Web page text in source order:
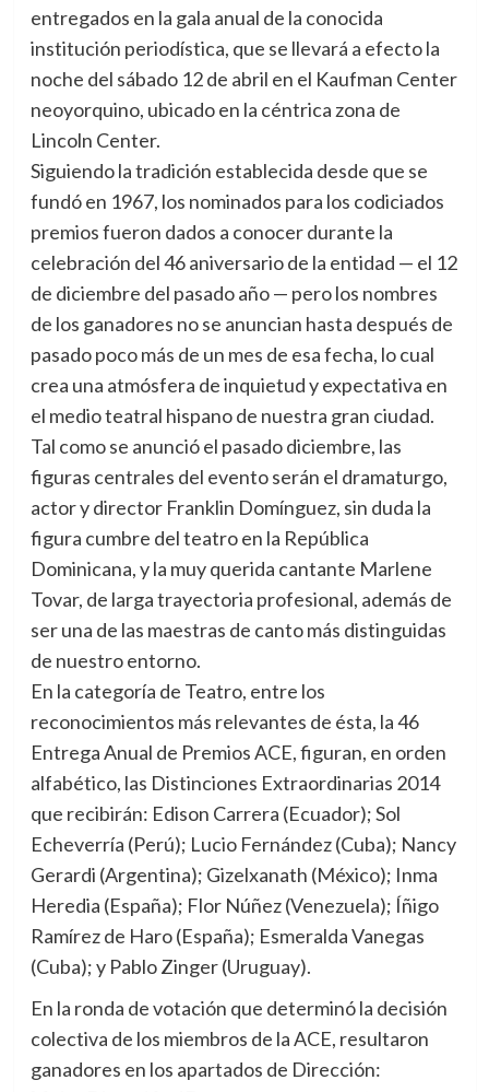
entregados en la gala anual de la conocida
institución periodística, que se llevará a efecto la
noche del sábado 12 de abril en el Kaufman Center
neoyorquino, ubicado en la céntrica zona de
Lincoln Center.
Siguiendo la tradición establecida desde que se
fundó en 1967, los nominados para los codiciados
premios fueron dados a conocer durante la
celebración del 46 aniversario de la entidad — el 12
de diciembre del pasado año — pero los nombres
de los ganadores no se anuncian hasta después de
pasado poco más de un mes de esa fecha, lo cual
crea una atmósfera de inquietud y expectativa en
el medio teatral hispano de nuestra gran ciudad.
Tal como se anunció el pasado diciembre, las
figuras centrales del evento serán el dramaturgo,
actor y director Franklin Domínguez, sin duda la
figura cumbre del teatro en la República
Dominicana, y la muy querida cantante Marlene
Tovar, de larga trayectoria profesional, además de
ser una de las maestras de canto más distinguidas
de nuestro entorno.
En la categoría de Teatro, entre los
reconocimientos más relevantes de ésta, la 46
Entrega Anual de Premios ACE, figuran, en orden
alfabético, las Distinciones Extraordinarias 2014
que recibirán: Edison Carrera (Ecuador); Sol
Echeverría (Perú); Lucio Fernández (Cuba); Nancy
Gerardi (Argentina); Gizelxanath (México); Inma
Heredia (España); Flor Núñez (Venezuela); Íñigo
Ramírez de Haro (España); Esmeralda Vanegas
(Cuba); y Pablo Zinger (Uruguay).
En la ronda de votación que determinó la decisión
colectiva de los miembros de la ACE, resultaron
ganadores en los apartados de Dirección: